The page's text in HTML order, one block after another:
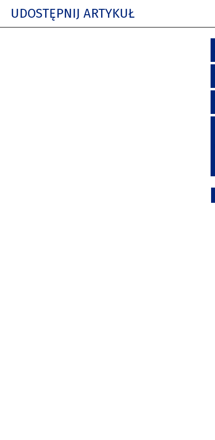
UDOSTĘPNIJ ARTYKUŁ